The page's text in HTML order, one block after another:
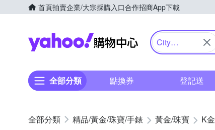
首頁拍賣企業/大宗採購入口合作招商App下載
Yahoo購物中心
City
全部分類 點換券 登記送
精品/黃金/珠寶/手錶 黃金/珠寶 K金